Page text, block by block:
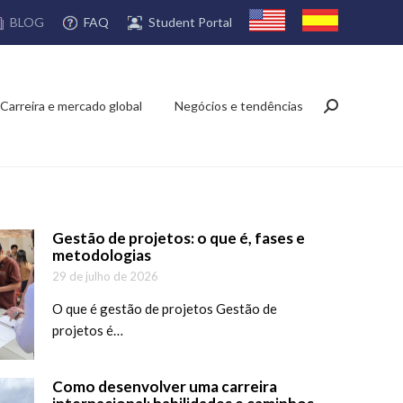
BLOG FAQ Student Portal
Carreira e mercado global Negócios e tendências Search:
Gestão de projetos: o que é, fases e
metodologias
29 de julho de 2026
O que é gestão de projetos Gestão de
projetos é…
Como desenvolver uma carreira